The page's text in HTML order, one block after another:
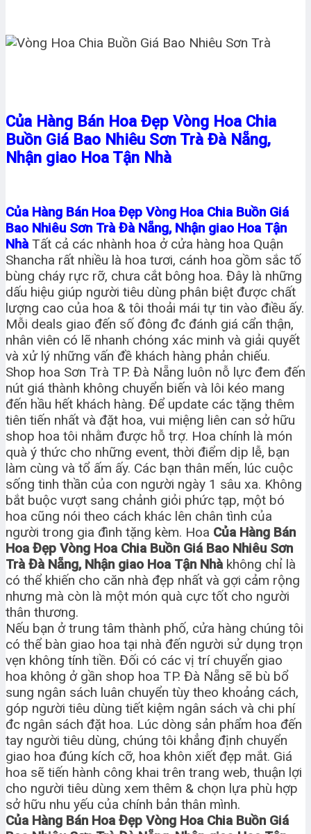
Của Hàng Bán Hoa Đẹp Vòng Hoa Chia
Buồn Giá Bao Nhiêu Sơn Trà Đà Nẵng,
Nhận giao Hoa Tận Nhà
Của Hàng Bán Hoa Đẹp Vòng Hoa Chia Buồn Giá
Bao Nhiêu Sơn Trà Đà Nẵng, Nhận giao Hoa Tận
Nhà Tất cả các nhành hoa ở cửa hàng hoa Quận
Shancha rất nhiều là hoa tươi, cánh hoa gồm sắc tố
bùng cháy rực rỡ, chưa cắt bông hoa. Đây là những
dấu hiệu giúp người tiêu dùng phân biệt được chất
lượng cao của hoa & tôi thoải mái tự tin vào điều ấy.
Mỗi deals giao đến số đông đc đánh giá cẩn thận,
nhân viên có lẽ nhanh chóng xác minh và giải quyết
và xử lý những vấn đề khách hàng phản chiếu.
Shop hoa Sơn Trà TP. Đà Nẵng luôn nỗ lực đem đến
nút giá thành không chuyển biến và lôi kéo mang
đến hầu hết khách hàng. Để update các tặng thêm
tiên tiến nhất và đặt hoa, vui miệng liên can sở hữu
shop hoa tôi nhằm được hỗ trợ. Hoa chính là món
quà ý thức cho những event, thời điểm dịp lễ, bạn
làm cùng và tổ ấm ấy. Các bạn thân mến, lúc cuộc
sống tinh thần của con người ngày 1 sâu xa. Không
bắt buộc vượt sang chảnh giỏi phức tạp, một bó
hoa cũng nói theo cách khác lên chân tình của
người trong gia đình tặng kèm. Hoa Của Hàng Bán
Hoa Đẹp Vòng Hoa Chia Buồn Giá Bao Nhiêu Sơn
Trà Đà Nẵng, Nhận giao Hoa Tận Nhà không chỉ là
có thể khiến cho căn nhà đẹp nhất và gợi cảm rộng
nhưng mà còn là một món quà cực tốt cho người
thân thương.
Nếu bạn ở trung tâm thành phố, cửa hàng chúng tôi
có thể bàn giao hoa tại nhà đến người sử dụng trọn
vẹn không tính tiền. Đối có các vị trí chuyển giao
hoa không ở gần shop hoa TP. Đà Nẵng sẽ bù bổ
sung ngân sách luân chuyển tùy theo khoảng cách,
góp người tiêu dùng tiết kiệm ngân sách và chi phí
đc ngân sách đặt hoa. Lúc dòng sản phẩm hoa đến
tay người tiêu dùng, chúng tôi khẳng định chuyển
giao hoa đúng kích cỡ, hoa khôn xiết đẹp mắt. Giá
hoa sẽ tiến hành công khai trên trang web, thuận lợi
cho người tiêu dùng xem thêm & chọn lựa phù hợp
sở hữu nhu yếu của chính bản thân mình.
Của Hàng Bán Hoa Đẹp Vòng Hoa Chia Buồn Giá